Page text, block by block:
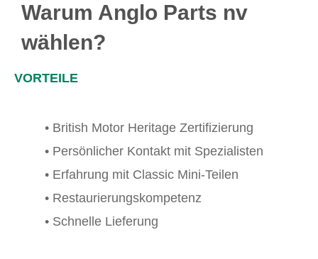
Warum Anglo Parts nv
wählen?
VORTEILE
• British Motor Heritage Zertifizierung
• Persönlicher Kontakt mit Spezialisten
• Erfahrung mit Classic Mini-Teilen
• Restaurierungskompetenz
• Schnelle Lieferung